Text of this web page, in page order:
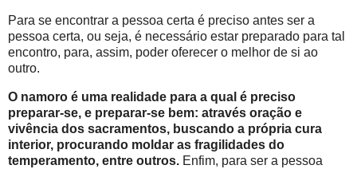
Para se encontrar a pessoa certa é preciso antes ser a
pessoa certa, ou seja, é necessário estar preparado para tal
encontro, para, assim, poder oferecer o melhor de si ao
outro.
O namoro é uma realidade para a qual é preciso
preparar-se, e preparar-se bem: através oração e
vivência dos sacramentos, buscando a própria cura
interior, procurando moldar as fragilidades do
temperamento, entre outros. Enfim, para ser a pessoa